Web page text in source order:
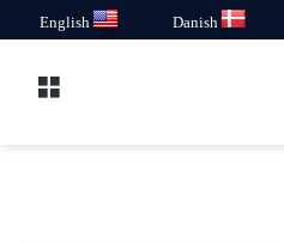
Danish
English